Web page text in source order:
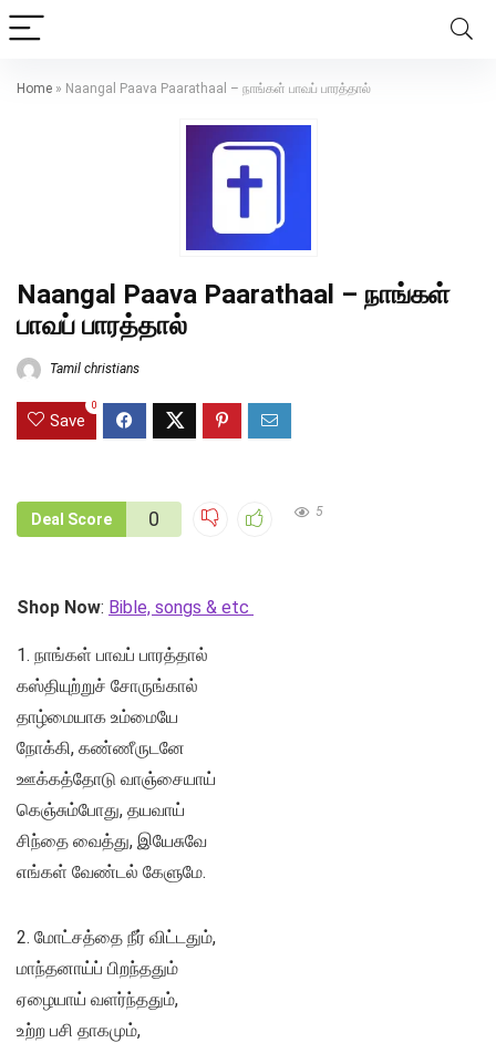
Home » Naangal Paava Paarathaal – நாங்கள் பாவப் பாரத்தால்
Naangal Paava Paarathaal – நாங்கள்
பாவப் பாரத்தால்
Tamil christians
Save
0
Deal Score 0 5
Shop Now: Bible, songs & etc
1. நாங்கள் பாவப் பாரத்தால்
கஸ்தியுற்றுச் சோருங்கால்
தாழ்மையாக உம்மையே
நோக்கி, கண்ணீருடனே
ஊக்கத்தோடு வாஞ்சையாய்
கெஞ்சும்போது, தயவாய்
சிந்தை வைத்து, இயேசுவே
எங்கள் வேண்டல் கேளுமே.
2. மோட்சத்தை நீர் விட்டதும்,
மாந்தனாய்ப் பிறந்ததும்
ஏழையாய் வளர்ந்ததும்,
உற்ற பசி தாகமும்,